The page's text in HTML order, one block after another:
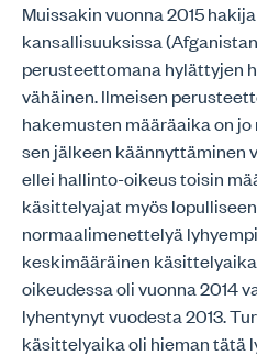
Muissakin vuonna 2015
kansallisuuksissa
perusteettomana hylättyjen
vähäinen. Ilmeisen
hakemusten määräaika on jo
sen jälkeen käännyttäminen
ellei hallinto-oikeus toisin
käsittelyajat myös
normaalimenettelyä
keskimääräinen
oikeudessa oli vuonna 2014
lyhentynyt vuodesta 2013.
käsittelyaika oli hieman tätä